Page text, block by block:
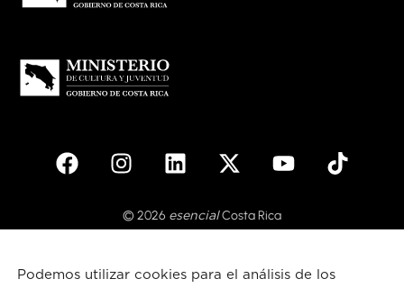
© 2026 esencialCosta Rica
Podemos utilizar cookies para el análisis de los